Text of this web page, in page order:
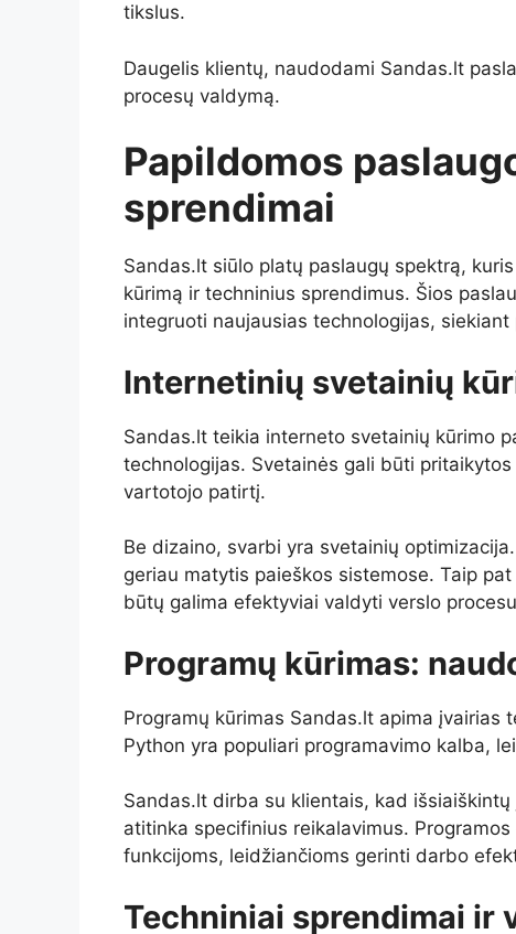
tikslus.
Daugelis klientų, naudodami Sandas.lt
procesų valdymą.
Papildomos
sprendimai
Sandas.lt siūlo platų paslaugų spektrą,
kūrimą ir techninius sprendimus. Šios
integruoti naujausias technologijas,
Internetinių svetainių
Sandas.lt teikia interneto svetainių kūrimo
technologijas. Svetainės gali būti
vartotojo patirtį.
Be dizaino, svarbi yra svetainių
geriau matytis paieškos sistemose. Taip
būtų galima efektyviai valdyti verslo
Programų kūrimas:
Programų kūrimas Sandas.lt apima įvairias
Python yra populiari programavimo kalba,
Sandas.lt dirba su klientais, kad
atitinka specifinius reikalavimus.
funkcijoms, leidžiančioms gerinti darbo
Techniniai sprendimai ir